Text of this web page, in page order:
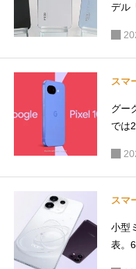
中、6/30
まで
デル
スマ
グー
では
スマ
小型
表。